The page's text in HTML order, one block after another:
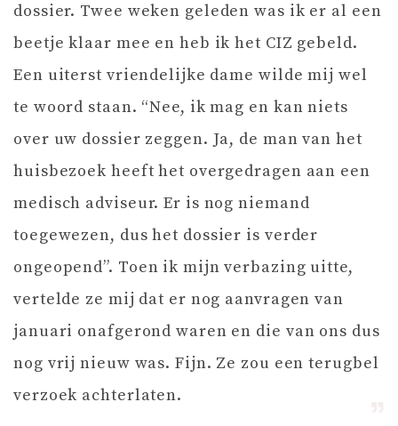
dossier. Twee weken geleden was ik er al een
beetje klaar mee en heb ik het CIZ gebeld.
Een uiterst vriendelijke dame wilde mij wel
te woord staan. “Nee, ik mag en kan niets
over uw dossier zeggen. Ja, de man van het
huisbezoek heeft het overgedragen aan een
medisch adviseur. Er is nog niemand
toegewezen, dus het dossier is verder
ongeopend”. Toen ik mijn verbazing uitte,
vertelde ze mij dat er nog aanvragen van
januari onafgerond waren en die van ons dus
nog vrij nieuw was. Fijn. Ze zou een terugbel
verzoek achterlaten.